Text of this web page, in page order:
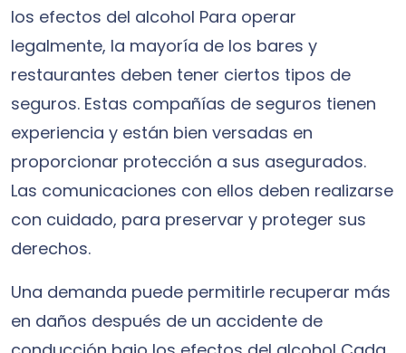
los efectos del alcohol Para operar
legalmente, la mayoría de los bares y
restaurantes deben tener ciertos tipos de
seguros. Estas compañías de seguros tienen
experiencia y están bien versadas en
proporcionar protección a sus asegurados.
Las comunicaciones con ellos deben realizarse
con cuidado, para preservar y proteger sus
derechos.
Una demanda puede permitirle recuperar más
en daños después de un accidente de